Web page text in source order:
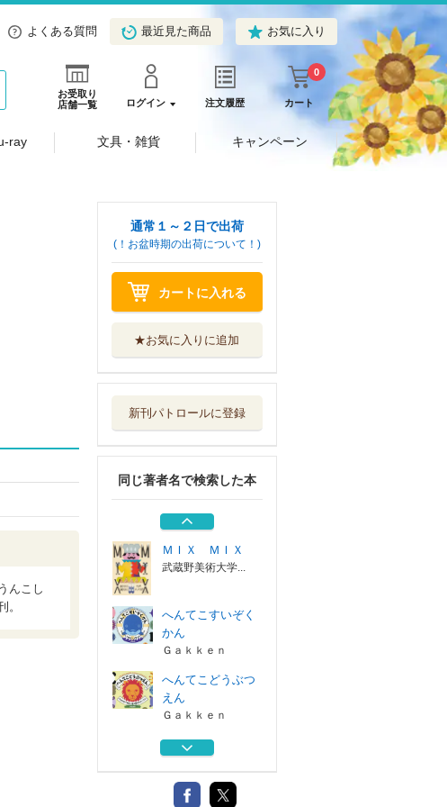
よくある質問 最近見た商品 お気に入り
お受取り
店舗一覧
ログイン 注文履歴 カート
0
ray 文具・雑貨 キャンペーン
んこし
通常１～２日で出荷
(！お盆時期の出荷について！)
カートに入れる
★お気に入りに追加
新刊パトロールに登録
同じ著者名で検索した本
へんてこどうぶつ
えん
グランド・フィー
東京書籍
超チョウ図鑑
アリス館
ＭＩＸ ＭＩＸ
武蔵野美術大学...
へんてこすいぞく
かん
Ｇａｋｋｅｎ
へんてこどうぶつ
えん
Ｇａｋｋｅｎ
グランド・フィー
東京書籍